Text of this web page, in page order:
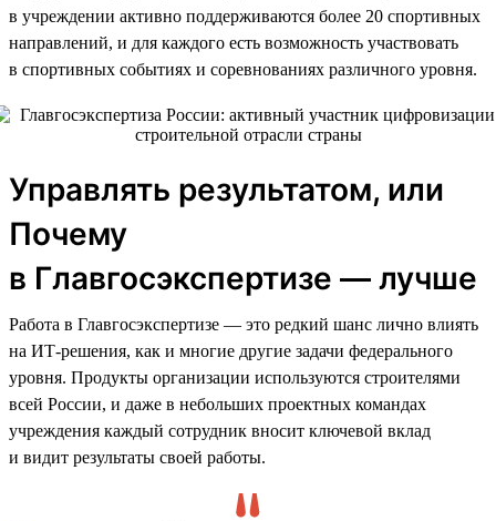
в учреждении активно поддерживаются более 20 спортивных
направлений, и для каждого есть возможность участвовать
в спортивных событиях и соревнованиях различного уровня.
Управлять результатом, или
Почему
в Главгосэкспертизе — лучше
Работа в Главгосэкспертизе — это редкий шанс лично влиять
на ИТ-решения, как и многие другие задачи федерального
уровня. Продукты организации используются строителями
всей России, и даже в небольших проектных командах
учреждения каждый сотрудник вносит ключевой вклад
и видит результаты своей работы.